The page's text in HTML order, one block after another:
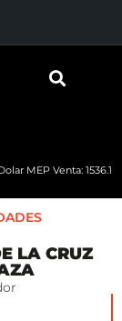
MEP Venta: 1536.1
LA CRUZ